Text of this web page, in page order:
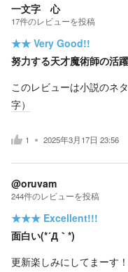
一文字 心
17件のレビューを投稿
★★ Very Good!!
努力する天才魔術師の活
このレビューは小説のネ
字）
1 2025年3月17日 23:56
@oruvam
244件のレビューを投稿
★★★ Excellent!!!
面白い(*´Д｀*)
更新楽しみにしてまーす！